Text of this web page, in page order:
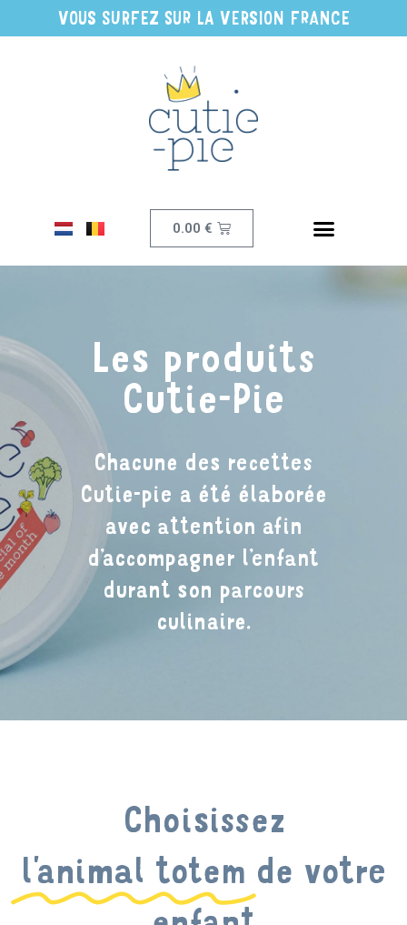
VOUS SURFEZ SUR LA VERSION FRANCE
0.00€
Les produits
Cutie-Pie
Chacune des recettes
Cutie-pie a été élaborée
avec attention afin
d’accompagner l’enfant
durant son parcours
culinaire.
Choisissez
l'animal totem de votre